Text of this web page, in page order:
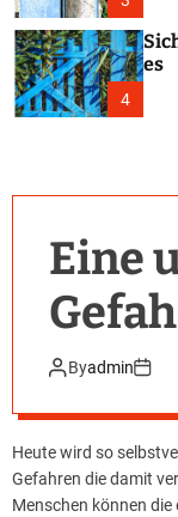
4
es
Eine
Byadmin
Heute wird so
Gefahren die damit
Menschen können